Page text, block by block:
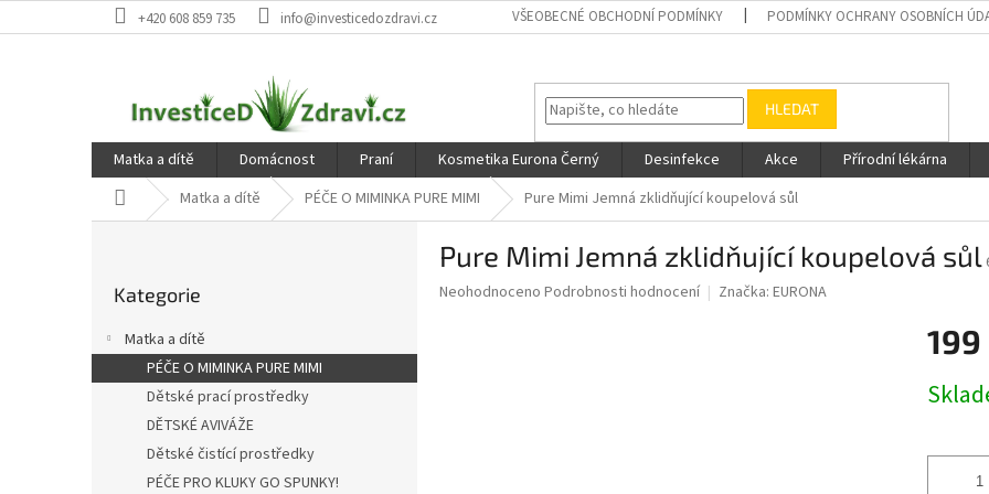
na
+420 608 859 735 info@investicedozdravi.cz VŠEOBECNÉ OBCHODNÍ PODMÍNKY PODMÍNKY OCHRANY OSOBNÍCH
HLEDAT
Matka a dítě Domácnost Praní Kosmetika Eurona Černý Desinfekce Akce Přírodní lékárna
Domů Matka a dítě PÉČE O MIMINKA PURE MIMI Pure Mimi Jemná zklidňující koupelová sůl
a
n
kategorie
Kategorie
Matka a dítě
PÉČE O MIMINKA PURE MIMI
Dětské prací prostředky
DĚTSKÉ AVIVÁŽE
Dětské čistící prostředky
PÉČE PRO KLUKY GO SPUNKY!
Pure Mimi Jemná zklidňující koupelová sůl
Průměrné
Neohodnoceno Podrobnosti hodnocení Značka: EURONA
199
cena: